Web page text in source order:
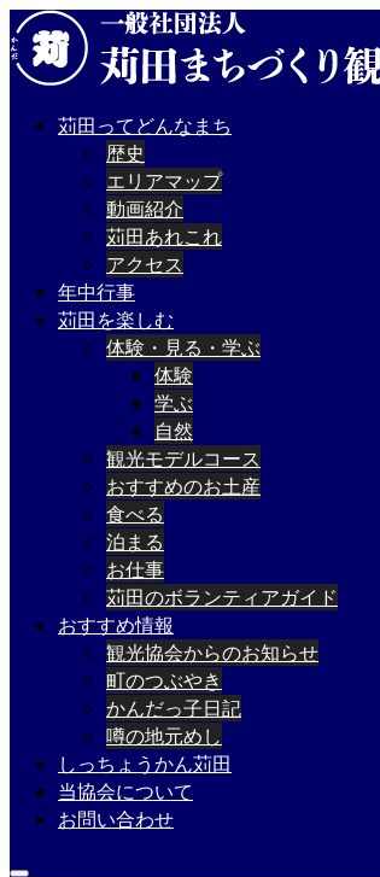
苅田ってどんなまち
歴史
エリアマップ
動画紹介
苅田あれこれ
アクセス
年中行事
苅田を楽しむ
体験・見る・学ぶ
体験
学ぶ
自然
観光モデルコース
おすすめのお土産
食べる
泊まる
お仕事
苅田のボランティアガイド
おすすめ情報
観光協会からのお知らせ
町のつぶやき
かんだっ子日記
噂の地元めし
しっちょうかん苅田
当協会について
お問い合わせ